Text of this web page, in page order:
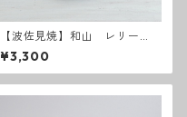
【波佐見焼】和山 レリー
フ・フラワーパレード 盛
皿 うす瑠璃
¥3,300